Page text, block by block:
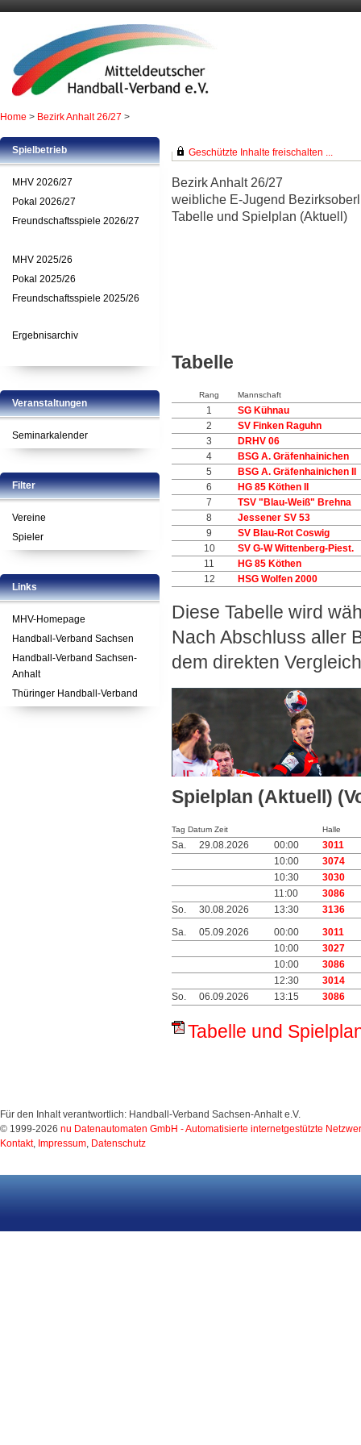
Home > Bezirk Anhalt 26/27 >
Spielbetrieb
MHV 2026/27
Pokal 2026/27
Freundschaftsspiele 2026/27
MHV 2025/26
Pokal 2025/26
Freundschaftsspiele 2025/26
Ergebnisarchiv
Veranstaltungen
Seminarkalender
Filter
Vereine
Spieler
Links
MHV-Homepage
Handball-Verband Sachsen
Handball-Verband Sachsen-
Anhalt
Thüringer Handball-Verband
Geschützte Inhalte freischalten ...
Bezirk Anhalt 26/27
weibliche E-Jugend
Tabelle und Spielplan (Aktuell)
Tabelle
Rang Mannschaft
1
SG Kühnau
2
SV Finken Raguhn
3
DRHV 06
4
BSG A. Gräfenhainichen
5
BSG A. Gräfenhainichen II
6
HG 85 Köthen II
7
TSV "Blau-Weiß" Brehna
8
Jessener SV 53
9
SV Blau-Rot Coswig
10
SV G-W Wittenberg-Piest.
11
HG 85 Köthen
12
HSG Wolfen 2000
Diese Tabelle wird
Nach Abschluss aller
dem direkten
Spielplan (Aktuell)
Tag Datum Zeit Halle
Sa. 29.08.2026 00:00
3011
10:00
3074
10:30
3030
11:00
3086
So.
30.08.2026 13:30
3136
Sa.
05.09.2026 00:00
3011
10:00
3027
10:00
3086
12:30
3014
So.
06.09.2026 13:15 3086
Tabelle und
Für den Inhalt verantwortlich: Handball-Verband Sachsen-Anhalt e.V.
© 1999-2026 nu Datenautomaten GmbH - Automatisierte internetgestützte
Kontakt, Impressum, Datenschutz